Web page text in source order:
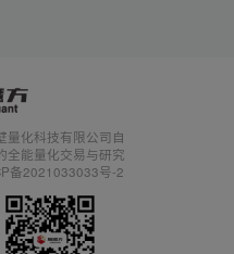
量化科技有限公司自
全能量化交易与研究
备2021033033号-2